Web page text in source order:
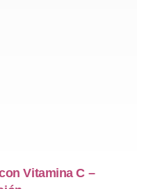
Vitamina C –